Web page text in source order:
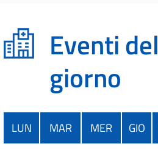
Eventi del
giorno
LUN MAR MER GIO